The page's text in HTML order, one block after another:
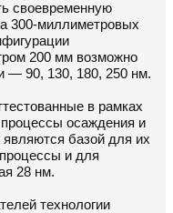
своевременную
300-миллиметровых
200 мм возможно
— 90, 130, 180, 250 нм.
в рамках
процессы осаждения и
являются базой для их
и для
28 нм.
технологии